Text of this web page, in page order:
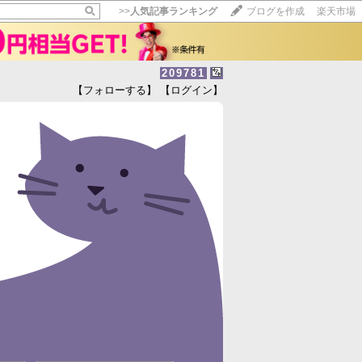
>>人気記事ランキング ブログを作成 楽天市場
209781
【フォローする】 【ログイン】